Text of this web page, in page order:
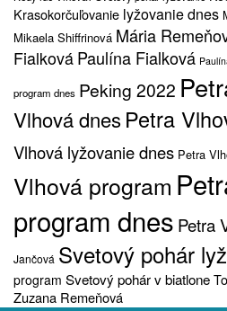
Krasokorčuľovanie lyžovanie dnes
Mikaela Shiffrinová Mária
FialkováPaulína Fialková
program dnes Peking 2022
Vlhová dnes Petra
Vlhová lyžovanie dnes Petra
Vlhová program
program dnes Petra
Jančová Svetový pohár
program Svetový pohár v biatlone
Zuzana Remeňová